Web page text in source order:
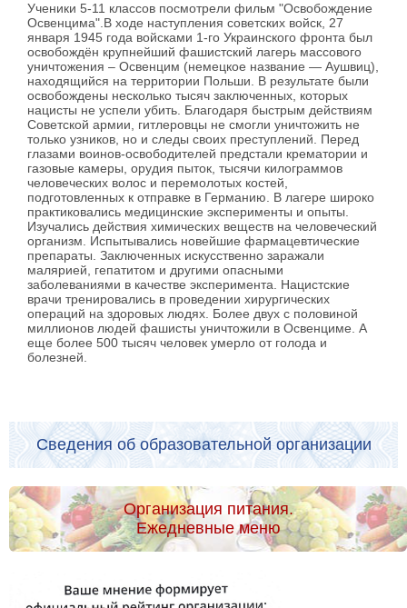
Ученики 5-11 классов посмотрели фильм "Освобождение
Освенцима".В ходе наступления советских войск, 27
января 1945 года войсками 1-го Украинского фронта был
освобождён крупнейший фашистский лагерь массового
уничтожения – Освенцим (немецкое название — Аушвиц),
находящийся на территории Польши. В результате были
освобождены несколько тысяч заключенных, которых
нацисты не успели убить. Благодаря быстрым действиям
Советской армии, гитлеровцы не смогли уничтожить не
только узников, но и следы своих преступлений. Перед
глазами воинов-освободителей предстали крематории и
газовые камеры, орудия пыток, тысячи килограммов
человеческих волос и перемолотых костей,
подготовленных к отправке в Германию. В лагере широко
практиковались медицинские эксперименты и опыты.
Изучались действия химических веществ на человеческий
организм. Испытывались новейшие фармацевтические
препараты. Заключенных искусственно заражали
малярией, гепатитом и другими опасными
заболеваниями в качестве эксперимента. Нацистские
врачи тренировались в проведении хирургических
операций на здоровых людях. Более двух с половиной
миллионов людей фашисты уничтожили в Освенциме. А
еще более 500 тысяч человек умерло от голода и
болезней.
Сведения об образовательной организации
Организация питания.
Ежедневные меню